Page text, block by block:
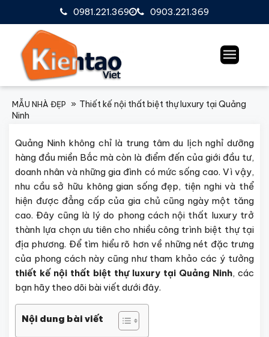
0903.221.369
0981.221.369
MẪU NHÀ ĐẸP
Thiết kế nội thất biệt thự luxury tại Quảng
Ninh
Quảng Ninh không chỉ là trung tâm du lịch nghỉ dưỡng
hàng đầu miền Bắc mà còn là điểm đến của giới đầu tư,
doanh nhân và những gia đình có mức sống cao. Vì vậy,
nhu cầu sở hữu không gian sống đẹp, tiện nghi và thể
hiện được đẳng cấp của gia chủ cũng ngày một tăng
cao. Đây cũng là lý do phong cách nội thất luxury trở
thành lựa chọn ưu tiên cho nhiều công trình biệt thự tại
địa phương. Để tìm hiểu rõ hơn về những nét đặc trưng
của phong cách này cũng như tham khảo các ý tưởng
thiết kế nội thất biệt thự luxury tại Quảng Ninh, các
bạn hãy theo dõi bài viết dưới đây.
Nội dung bài viết